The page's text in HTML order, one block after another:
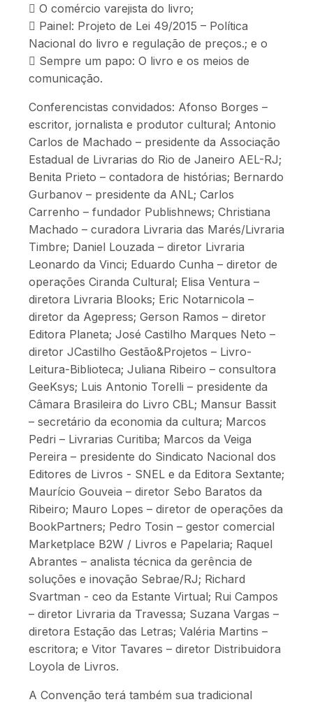
 O comércio varejista do livro;
 Painel: Projeto de Lei 49/2015 – Política
Nacional do livro e regulação de preços.; e o
 Sempre um papo: O livro e os meios de
comunicação.
Conferencistas convidados: Afonso Borges –
escritor, jornalista e produtor cultural; Antonio
Carlos de Machado – presidente da Associação
Estadual de Livrarias do Rio de Janeiro AEL-RJ;
Benita Prieto – contadora de histórias; Bernardo
Gurbanov – presidente da ANL; Carlos
Carrenho – fundador Publishnews; Christiana
Machado – curadora Livraria das Marés/Livraria
Timbre; Daniel Louzada – diretor Livraria
Leonardo da Vinci; Eduardo Cunha – diretor de
operações Ciranda Cultural; Elisa Ventura –
diretora Livraria Blooks; Eric Notarnicola –
diretor da Agepress; Gerson Ramos – diretor
Editora Planeta; José Castilho Marques Neto –
diretor JCastilho Gestão&Projetos – Livro-
Leitura-Biblioteca; Juliana Ribeiro – consultora
GeeKsys; Luis Antonio Torelli – presidente da
Câmara Brasileira do Livro CBL; Mansur Bassit
– secretário da economia da cultura; Marcos
Pedri – Livrarias Curitiba; Marcos da Veiga
Pereira – presidente do Sindicato Nacional dos
Editores de Livros - SNEL e da Editora Sextante;
Maurício Gouveia – diretor Sebo Baratos da
Ribeiro; Mauro Lopes – diretor de operações da
BookPartners; Pedro Tosin – gestor comercial
Marketplace B2W / Livros e Papelaria; Raquel
Abrantes – analista técnica da gerência de
soluções e inovação Sebrae/RJ; Richard
Svartman - ceo da Estante Virtual; Rui Campos
– diretor Livraria da Travessa; Suzana Vargas –
diretora Estação das Letras; Valéria Martins –
escritora; e Vitor Tavares – diretor Distribuidora
Loyola de Livros.
A Convenção terá também sua tradicional